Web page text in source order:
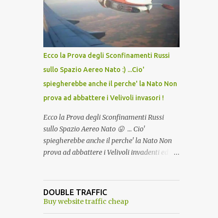
lo scopo della temperatura? Qualcuno a suo
tempo ribattezzo' il Vaccino come: l' Amaro
del Capo, era "spettacolare Ghiacciato, ma
andava bene anche, a Temperatura
Ambiente"! Riproponiamo l'articolo per NON
Ecco la Prova degli Sconfinamenti Russi
sullo Spazio Aereo Nato :) ...Cio'
spiegherebbe anche il perche' la Nato Non
prova ad abbattere i Velivoli invasori !
Ecco la Prova degli Sconfinamenti Russi
sullo Spazio Aereo Nato 😛 ... Cio'
spiegherebbe anche il perche' la Nato Non
prova ad abbattere i Velivoli invadenti ed
alcuna notizia di un'invasione dello spazio
aereo NATO da parte di un robot chiamato
DOUBLE TRAFFIC
Buy website traffic cheap